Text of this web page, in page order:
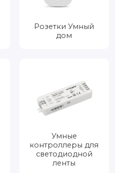
Розетки Умный
дом
Умные
контроллеры для
светодиодной
ленты